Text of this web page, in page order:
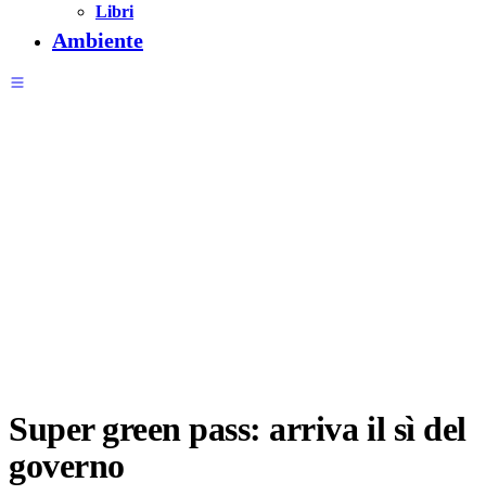
Libri
Ambiente
Super green pass: arriva il sì del
governo